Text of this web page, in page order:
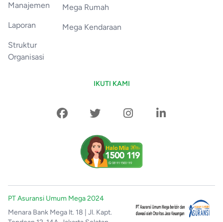
Manajemen
Laporan
Struktur
Organisasi
Mega Rumah
Mega Kendaraan
IKUTI KAMI
PT Asuransi Umum Mega 2024
Menara Bank Mega lt. 18 | Jl. Kapt.